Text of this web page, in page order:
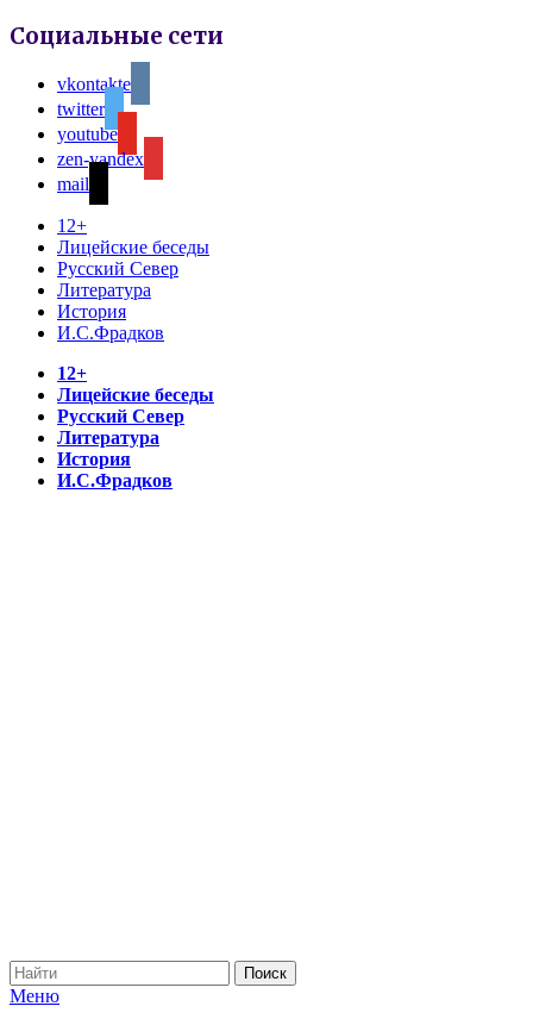
Социальные сети
vkontakte
twitter
youtube
zen-yandex
mail
12+
Лицейские беседы
Русский Север
Литература
История
И.С.Фрадков
12+
Лицейские беседы
Русский Север
Литература
История
И.С.Фрадков
Меню